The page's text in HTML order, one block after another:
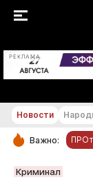
РЕКЛАМА
РУБРИКИ
Новости
Важно:
Криминал